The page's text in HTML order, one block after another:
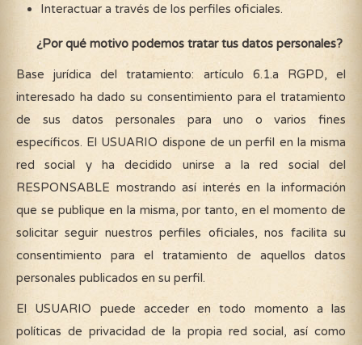
Interactuar a través de los perfiles oficiales.
¿Por qué motivo podemos tratar tus datos personales?
Base jurídica del tratamiento: artículo 6.1.a RGPD, el
interesado ha dado su consentimiento para el tratamiento
de sus datos personales para uno o varios fines
específicos. El USUARIO dispone de un perfil en la misma
red social y ha decidido unirse a la red social del
RESPONSABLE mostrando así interés en la información
que se publique en la misma, por tanto, en el momento de
solicitar seguir nuestros perfiles oficiales, nos facilita su
consentimiento para el tratamiento de aquellos datos
personales publicados en su perfil.
El USUARIO puede acceder en todo momento a las
políticas de privacidad de la propia red social, así como